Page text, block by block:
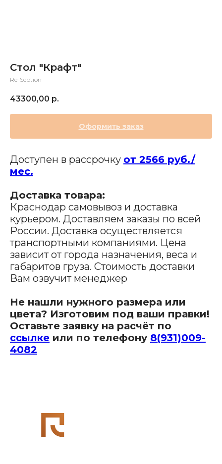
Стол "Крафт"
Re-Seption
43300,00 р.
Оформить заказ
Доступен в рассрочку от 2566 руб./
мес.
Доставка товара:
Краснодар самовывоз и доставка
курьером. Доставляем заказы по всей
России. Доставка осуществляется
транспортными компаниями. Цена
зависит от города назначения, веса и
габаритов груза. Стоимость доставки
Вам озвучит менеджер
Не нашли нужного размера или
цвета? Изготовим под ваши правки!
Оставьте заявку на расчёт по
ссылке или по телефону 8(931)009-
4082
Яндекс Карты
Производство мебели для бизнеса
Наши адреса:
Офис в Краснодаре:
г. Краснодар, улица Шоссе Нефтяников, д. 28,
ТЦ Ньютон, 2 этаж, кабинет 42
Связаться с нами: